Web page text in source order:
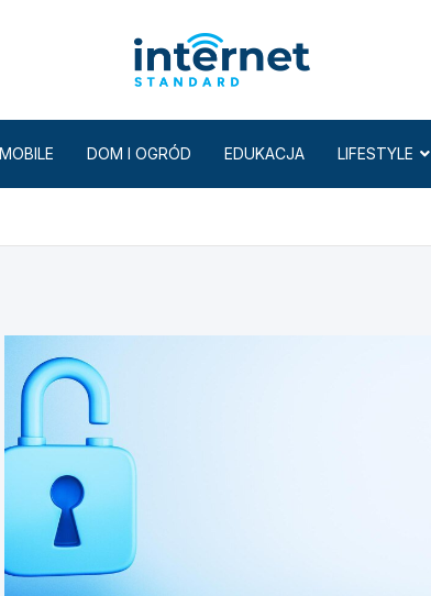
MOBILE DOM I OGRÓD EDUKACJA LIFESTYLE